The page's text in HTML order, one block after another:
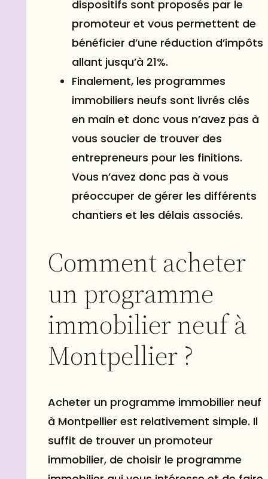
dispositifs sont proposés par le
promoteur et vous permettent de
bénéficier d’une réduction d’impôts
allant jusqu’à 21%.
Finalement, les programmes
immobiliers neufs sont livrés clés
en main et donc vous n’avez pas à
vous soucier de trouver des
entrepreneurs pour les finitions.
Vous n’avez donc pas à vous
préoccuper de gérer les différents
chantiers et les délais associés.
Comment acheter
un programme
immobilier neuf à
Montpellier ?
Acheter un programme immobilier neuf
à Montpellier est relativement simple. Il
suffit de trouver un promoteur
immobilier, de choisir le programme